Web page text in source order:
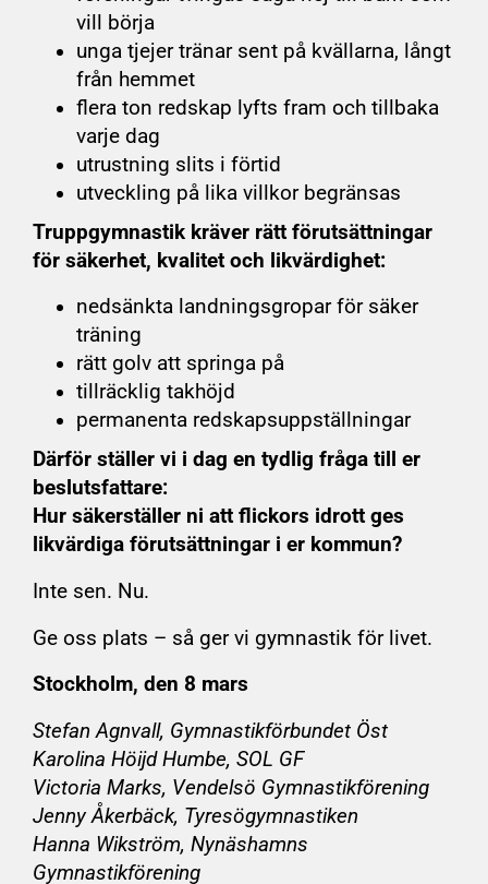
vill börja
unga tjejer tränar sent på kvällarna, långt
från hemmet
flera ton redskap lyfts fram och tillbaka
varje dag
utrustning slits i förtid
utveckling på lika villkor begränsas
Truppgymnastik kräver rätt förutsättningar
för säkerhet, kvalitet och likvärdighet:
nedsänkta landningsgropar för säker
träning
rätt golv att springa på
tillräcklig takhöjd
permanenta redskapsuppställningar
Därför ställer vi i dag en tydlig fråga till er
beslutsfattare:
Hur säkerställer ni att flickors idrott ges
likvärdiga förutsättningar i er kommun?
Inte sen. Nu.
Ge oss plats – så ger vi gymnastik för livet.
Stockholm, den 8 mars
Stefan Agnvall, Gymnastikförbundet Öst
Karolina Höijd Humbe, SOL GF
Victoria Marks, Vendelsö Gymnastikförening
Jenny Åkerbäck, Tyresögymnastiken
Hanna Wikström, Nynäshamns
Gymnastikförening